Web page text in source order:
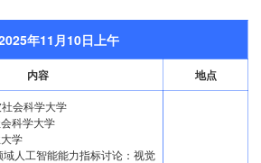
年11月10日上午
内容 地点
会科学大学
科学大学
学
人工智能能力指标讨论：视觉